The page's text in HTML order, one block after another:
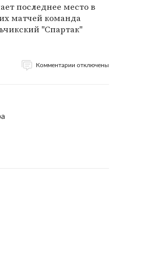
последнее место в
матчей команда
"Спартак"
Комментарии отключены